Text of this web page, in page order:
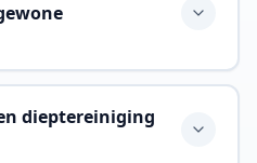
dieptereiniging